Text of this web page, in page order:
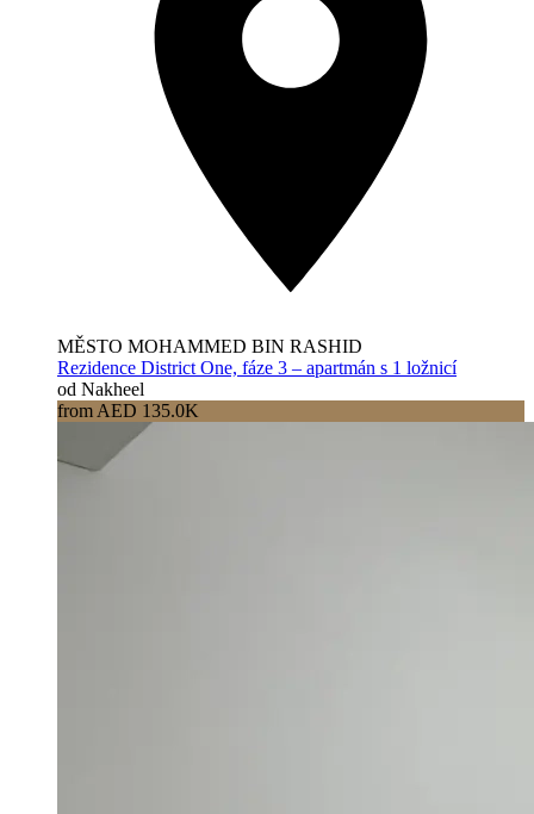
MĚSTO MOHAMMED BIN RASHID
Rezidence District One, fáze 3 – apartmán s 1 ložnicí
od Nakheel
from AED 135.0K